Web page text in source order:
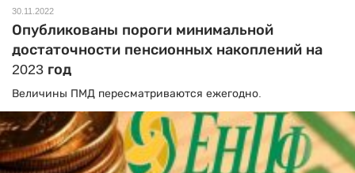
30.11.2022
Опубликованы пороги минимальной
достаточности пенсионных накоплений на
2023 год
Величины ПМД пересматриваются ежегодно.